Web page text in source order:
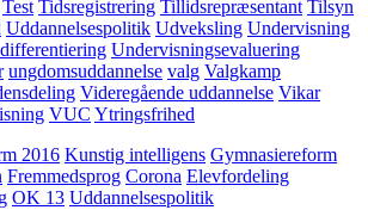
Test Tidsregistrering Tillidsrepræsentant Tilsyn
Uddannelsespolitik Udveksling Undervisning
Undervisningsevaluering
ungdomsuddannelse valg Valgkamp
Videregående uddannelse Vikar
VUC Ytringsfrihed
2016 Kunstig intelligens Gymnasiereform
Fremmedsprog Corona Elevfordeling
OK 13 Uddannelsespolitik